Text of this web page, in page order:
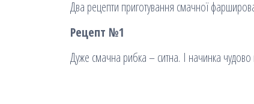
Два рецепти приготування смачної
Рецепт №1
Дуже смачна рибка – ситна. І начинка чудово